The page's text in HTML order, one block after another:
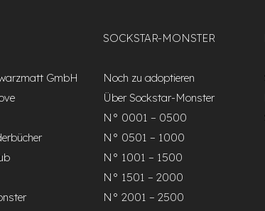
GmbH
SOCKSTAR-MONSTER
Noch zu adoptieren
Über Sockstar-Monster
N° 0001 – 0500
N° 0501 – 1000
N° 1001 – 1500
N° 1501 – 2000
N° 2001 – 2500